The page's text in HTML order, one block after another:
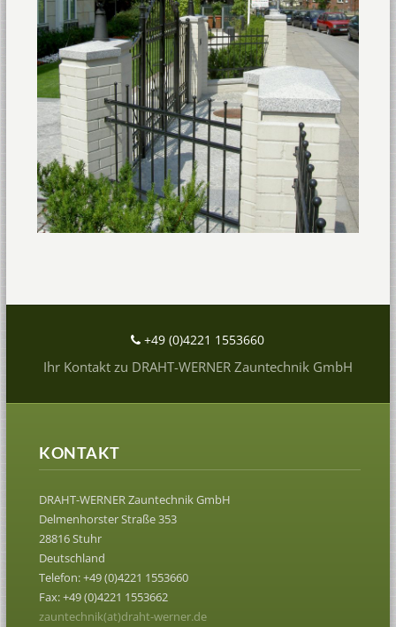
+49 (0)4221 1553660
Ihr Kontakt zu DRAHT-WERNER Zauntechnik GmbH
KONTAKT
DRAHT-WERNER Zauntechnik GmbH
Delmenhorster Straße 353
28816 Stuhr
Deutschland
Telefon: +49 (0)4221 1553660
Fax: +49 (0)4221 1553662
zauntechnik(at)draht-werner.de